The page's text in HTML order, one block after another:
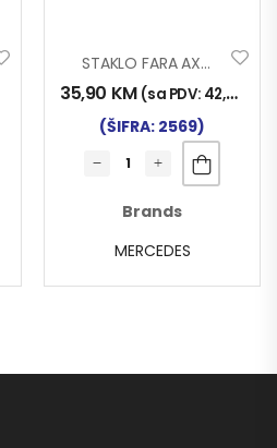
STAKLO FARA AXOR MP2 LIJEVO
35,90 KM (sa PDV: 42,00
(ŠIFRA: 2569)
Brands
MERCEDES